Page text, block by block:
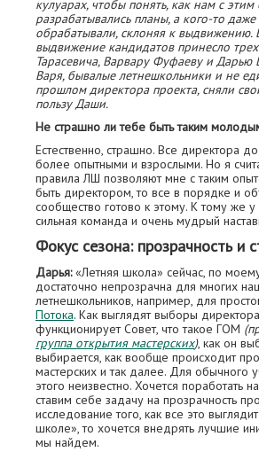
кулуарах, чтобы понять, как нам с этим
разрабатывались планы, а кого-то
обрабатывали, склоняя к выдвижению.
выдвижение кандидатов принесло
Тарасевича, Варвару Фуфаеву и Дарью
Варя, бывалые летнешкольники и не
прошлом директора проекта, сняли
пользу Даши.
Не страшно ли тебе быть таким
Естественно, страшно. Все директора
более опытными и взрослыми. Но я
правила ЛШ позволяют мне с таким
быть директором, то все в порядке и
сообщество готово к этому. К тому же
сильная команда и очень мудрый
Фокус сезона: прозрачность и
Дарья:«Летняя школа» сейчас, по
достаточно непрозрачна для многих
летнешкольников, например, для
Потока. Как выглядят выборы
функционирует Совет, что такое ГОМ
группа открытия мастерских), как он
выбирается, как вообще происходит
мастерских и так далее. Для обычного
этого неизвестно. Хочется поработать
ставим себе задачу на прозрачность
исследование того, как все это
школе», то хочется внедрять лучшие
мы найдем.